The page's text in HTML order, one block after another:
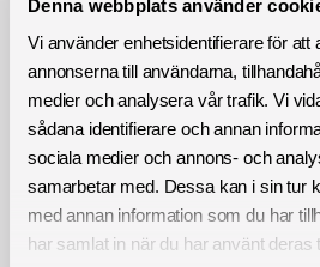
Denna webbplats använder
Vi använder enhetsidentifierare för att
annonserna till användarna,
medier och analysera vår trafik. Vi
sådana identifierare och annan
sociala medier och annons- och
samarbetar med. Dessa kan i sin tur
med annan information som du har
har samlat in när du har använt deras
Fler tjänster
Rena fönster
Förutom att erbjuda omfattande
även din pålitliga partner för
fönsterputs i Arbogasäkerställer att
rena, vilket ger ett perfekt slutresultat
hem eller kontor inte bara är väl